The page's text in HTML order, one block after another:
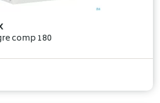
Arkogelules huile onagre comp 180